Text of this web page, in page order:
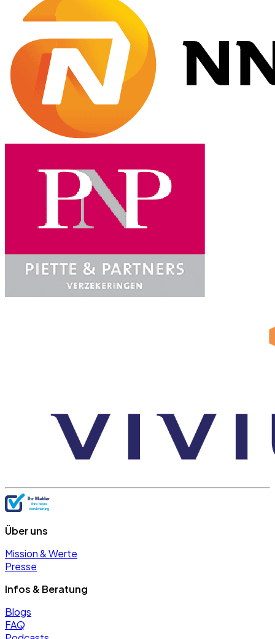
Über uns
Mission & Werte
Presse
Infos & Beratung
Blogs
FAQ